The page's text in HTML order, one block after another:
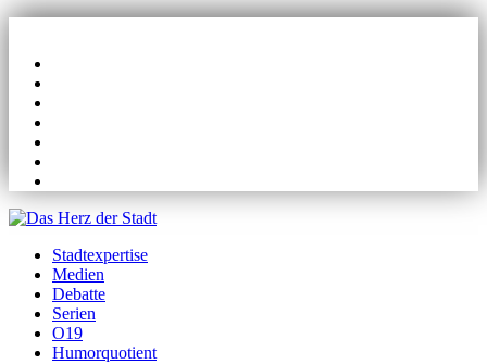
Stadtexpertise
Medien
Debatte
Serien
O19
Humorquotient